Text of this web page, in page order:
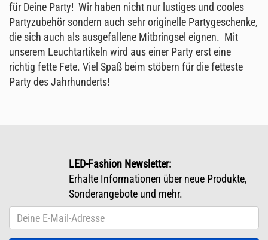
für Deine Party! Wir haben nicht nur lustiges und cooles
Partyzubehör sondern auch sehr originelle Partygeschenke,
die sich auch als ausgefallene Mitbringsel eignen. Mit
unserem Leuchtartikeln wird aus einer Party erst eine
richtig fette Fete. Viel Spaß beim stöbern für die fetteste
Party des Jahrhunderts!
LED-Fashion Newsletter:
Erhalte Informationen über neue Produkte,
Sonderangebote und mehr.